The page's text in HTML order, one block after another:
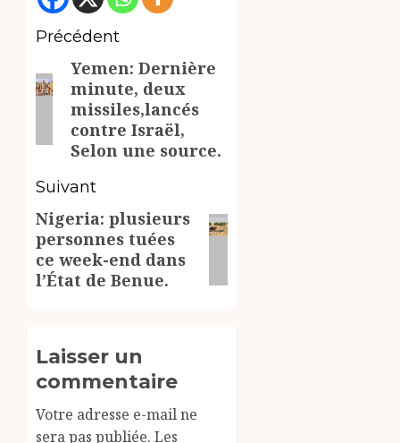
Navigation
d’article
Précédent
Article
précédent:
Yemen: Dernière
minute, deux
missiles,lancés
contre Israël,
Selon une source.
Suivant
Article
suivant:
Nigeria: plusieurs
personnes tuées
ce week-end dans
l’État de Benue.
Laisser un
commentaire
Votre adresse e-mail ne
sera pas publiée. Les